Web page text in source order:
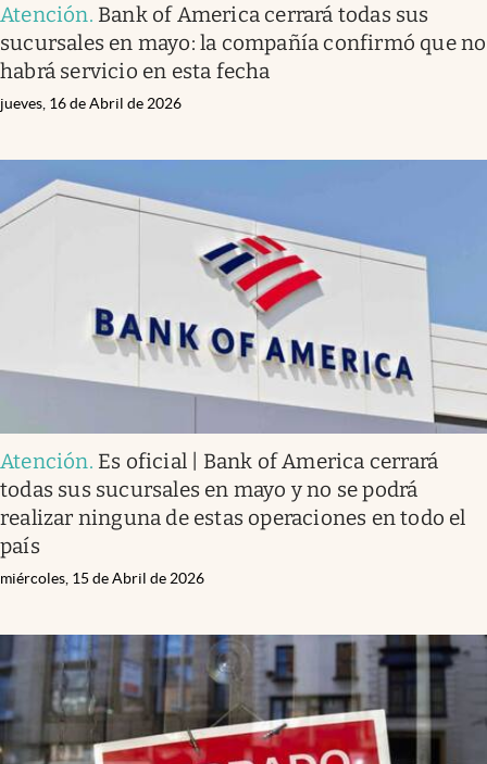
Atención. Bank of America cerrará todas sus
sucursales en mayo: la compañía confirmó que no
habrá servicio en esta fecha
jueves, 16 de Abril de 2026
Atención. Es oficial | Bank of America cerrará
todas sus sucursales en mayo y no se podrá
realizar ninguna de estas operaciones en todo el
país
miércoles, 15 de Abril de 2026